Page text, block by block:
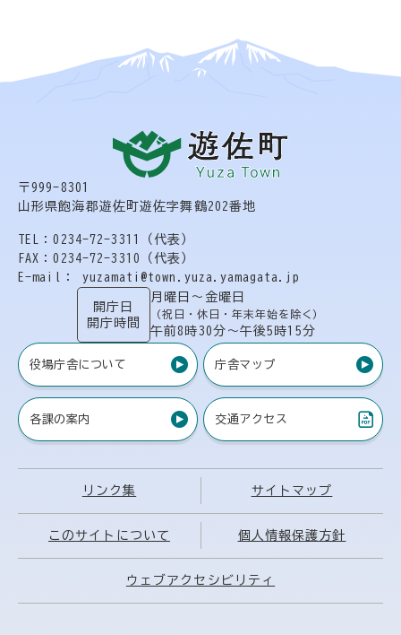
〒999-8301
山形県飽海郡遊佐町遊佐字舞鶴202番地
TEL：0234-72-3311（代表）
FAX：0234-72-3310（代表）
E-mail： yuzamati@town.yuza.yamagata.jp
開庁日
開庁時間
月曜日〜金曜日
（祝日・休日・年末年始を除く）
午前8時30分〜午後5時15分
役場庁舎について 庁舎マップ
各課の案内 交通アクセス
（PDF）
リンク集 サイトマップ
このサイトについて 個人情報保護方針
ウェブアクセシビリティ